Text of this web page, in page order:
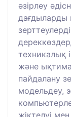
әзірлеу
дағдыларды
техникалық
және
пайдалану
модельдеу,